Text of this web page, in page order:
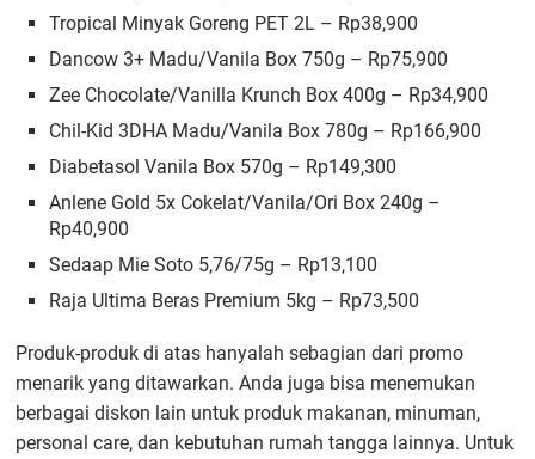
Tropical Minyak Goreng PET 2L – Rp38,900
Dancow 3+ Madu/Vanila Box 750g – Rp75,900
Zee Chocolate/Vanilla Krunch Box 400g – Rp34,900
Chil-Kid 3DHA Madu/Vanila Box 780g – Rp166,900
Diabetasol Vanila Box 570g – Rp149,300
Anlene Gold 5x Cokelat/Vanila/Ori Box 240g –
Rp40,900
Sedaap Mie Soto 5,76/75g – Rp13,100
Raja Ultima Beras Premium 5kg – Rp73,500
Produk-produk di atas hanyalah sebagian dari promo
menarik yang ditawarkan. Anda juga bisa menemukan
berbagai diskon lain untuk produk makanan, minuman,
personal care, dan kebutuhan rumah tangga lainnya. Untuk